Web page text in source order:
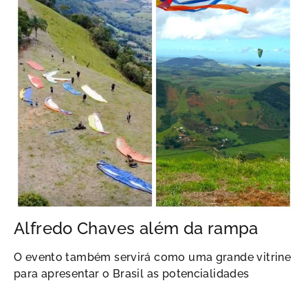
Alfredo Chaves além da rampa
O evento também servirá como uma grande vitrine
para apresentar o Brasil as potencialidades